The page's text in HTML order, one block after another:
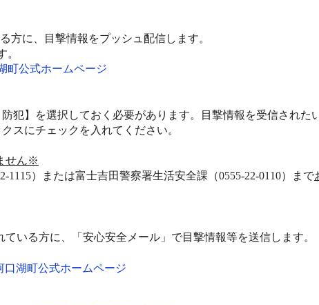
方に、目撃情報をプッシュ配信します。
町公式ホームページ
犯】を選択しておく必要があります。目撃情報を受信された
スにチェックを入れてください。
せん※
1115）または富士吉田警察署生活安全課（0555-22-0110）まで
いる方に、
「安心安全メール」 で目撃情報等を送信します。
湖町公式ホームページ